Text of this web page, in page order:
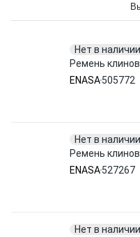
Нет в наличии
Ремень
ENASA505772
Нет в наличии
Ремень
ENASA527267
Нет в наличии